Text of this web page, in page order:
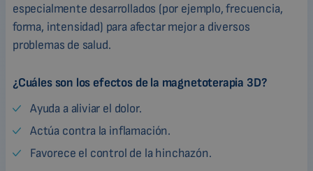
especialmente desarrollados (por ejemplo, frecuencia,
forma, intensidad) para afectar mejor a diversos
problemas de salud.
¿Cuáles son los efectos de la magnetoterapia 3D?
Ayuda a aliviar el dolor.
Actúa contra la inflamación.
Favorece el control de la hinchazón.